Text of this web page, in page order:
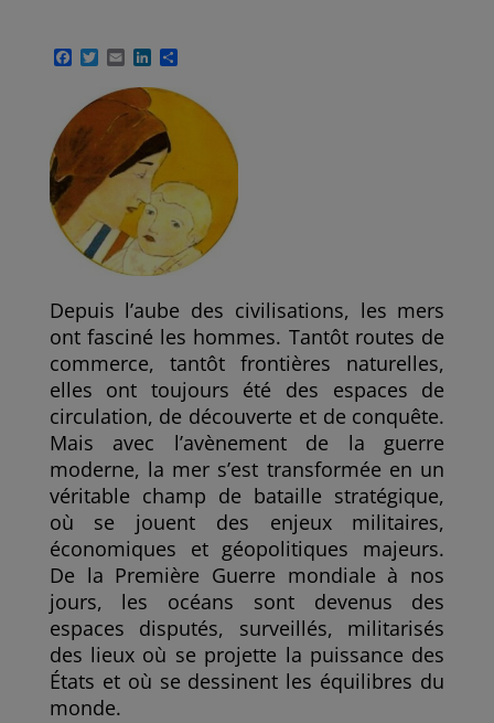
F
e
b
o
k
T
i
E
a
i
L
n
k
e
d
I
n
P
r
r
Depuis l’aube des civilisations, les mers
ont fasciné les hommes. Tantôt routes de
commerce, tantôt frontières naturelles,
elles ont toujours été des espaces de
circulation, de découverte et de conquête.
Mais avec l’avènement de la guerre
moderne, la mer s’est transformée en un
véritable champ de bataille stratégique,
où se jouent des enjeux militaires,
économiques et géopolitiques majeurs.
De la Première Guerre mondiale à nos
jours, les océans sont devenus des
espaces disputés, surveillés, militarisés
des lieux où se projette la puissance des
États et où se dessinent les équilibres du
monde.